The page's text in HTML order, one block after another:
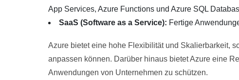
App Services, Azure Functions und Azure SQL
SaaS (Software as a Service): Fertige
Azure bietet eine hohe Flexibilität und Skalierbarkeit,
anpassen können. Darüber hinaus bietet Azure eine
Anwendungen von Unternehmen zu schützen.